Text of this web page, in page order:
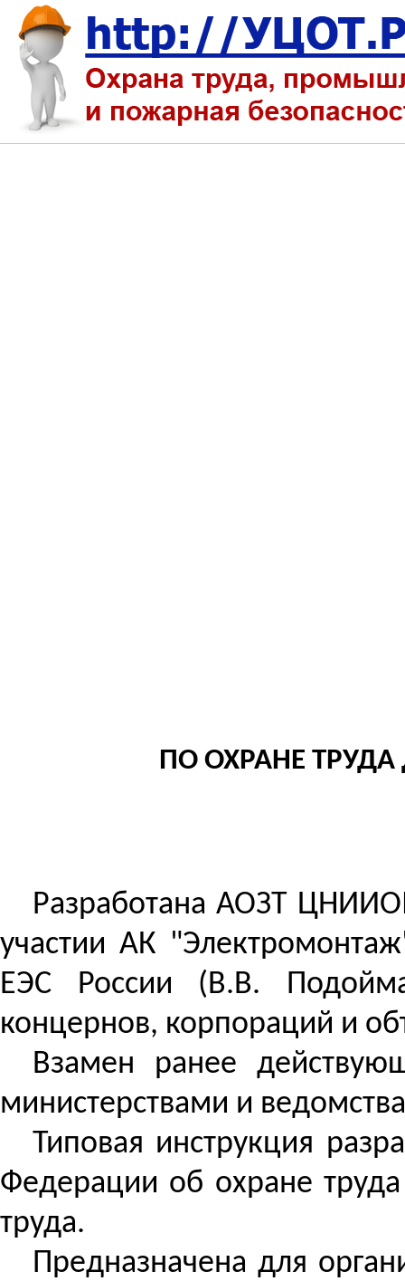
ПО ОХРАНЕ
Разработана АОЗТ
участии АК
ЕЭС России (В.В.
концернов, корпораций и
Взамен ранее
министерствами и
Типовая инструкция
Федерации об охране
труда.
Предназначена для